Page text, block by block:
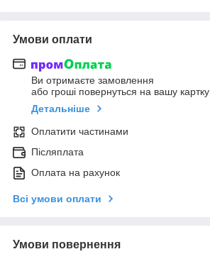
Умови оплати
Ви отримаєте замовлення
або гроші повернуться на вашу картку
Детальніше
Оплатити частинами
Післяплата
Оплата на рахунок
Всі умови оплати
Умови повернення